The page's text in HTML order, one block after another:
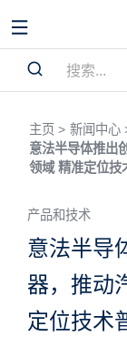
主页 > 新闻中心
意法半导体推出
领域 精准定位技
产品和技术
意法半导
器，推动
定位技术